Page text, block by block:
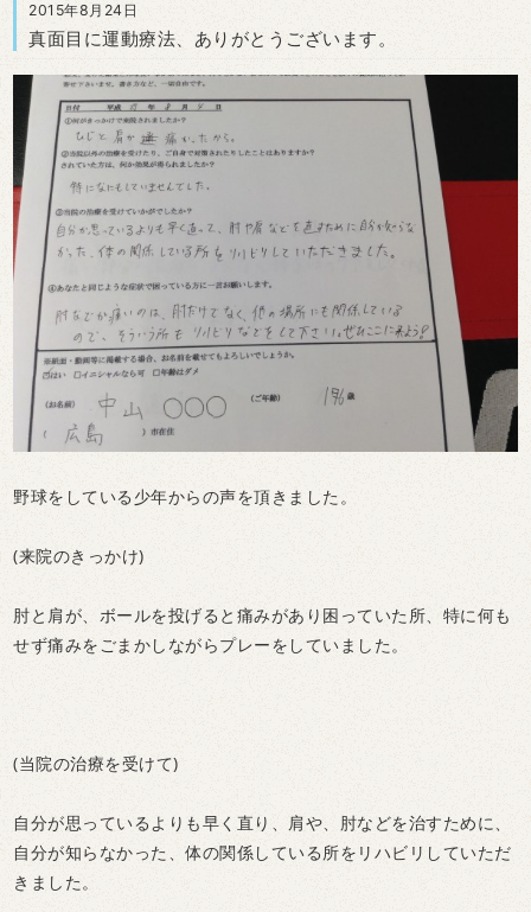
2015年8月24日
真面目に運動療法、ありがとうございます。
野球をしている少年からの声を頂きました。
(来院のきっかけ)
肘と肩が、ボールを投げると痛みがあり困っていた所、特に何も
せず痛みをごまかしながらプレーをしていました。
(当院の治療を受けて)
自分が思っているよりも早く直り、肩や、肘などを治すために、
自分が知らなかった、体の関係している所をリハビリしていただ
きました。